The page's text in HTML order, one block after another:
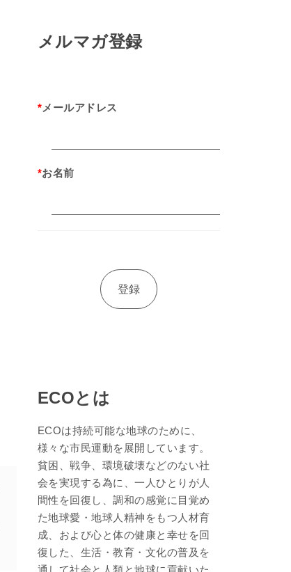
メルマガ登録
*メールアドレス
*お名前
ECOとは
ECOは持続可能な地球のために、
様々な市民運動を展開しています。
貧困、戦争、環境破壊などのない社
会を実現する為に、一人ひとりが人
間性を回復し、調和の感覚に目覚め
た地球愛・地球人精神をもつ人材育
成、および心と体の健康と幸せを回
復した、生活・教育・文化の普及を